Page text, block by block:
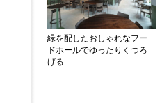
緑を配したおしゃれなフー
ドホールでゆったりくつろ
げる